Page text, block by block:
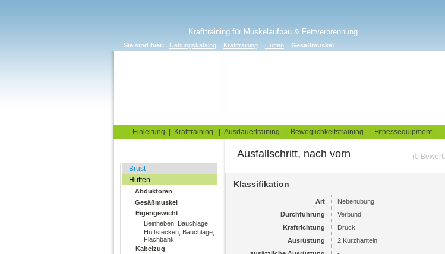
Krafttraining für Muskelaufbau & Fettverbrennung
Sie sind hier: Uebungskatalog Krafttraining Hüften Gesäßmuskel
Einleitung Krafttraining Ausdauertraining Beweglichkeitstraining Fitnessequipment
Brust
Hüften
Abduktoren
Gesäßmuskel
Eigengewicht
Beinheben, Bauchlage
Hüftstecken, Bauchlage,
Flachbank
Kabelzug
Ausfallschritt, nach vorn (0
Klassifikation
Art
Nebenübung
Durchführung
Verbund
Kraftrichtung
Druck
Ausrüstung
2 Kurzhanteln